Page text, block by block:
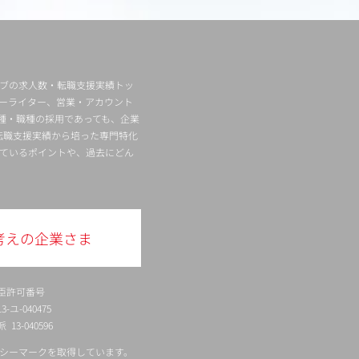
の求人数・転職支援実績トッ
ライター、営業・アカウント
・職種の採用であっても、企業
支援実績から培った専門特化
いるポイントや、過去にどん
の企業さま
許可番号
ユ-040475
13-040596
ーマークを取得しています。